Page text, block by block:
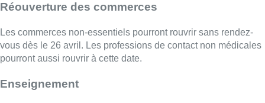
Réouverture des commerces
Les commerces non-essentiels pourront rouvrir sans rendez-
vous dès le 26 avril. Les professions de contact non médicales
pourront aussi rouvrir à cette date.
Enseignement